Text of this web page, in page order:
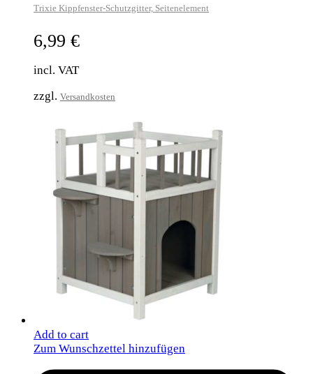
Trixie Kippfenster-Schutzgitter, Seitenelement
6,99 €
incl. VAT
zzgl. Versandkosten
Add to cart
Zum Wunschzettel hinzufügen